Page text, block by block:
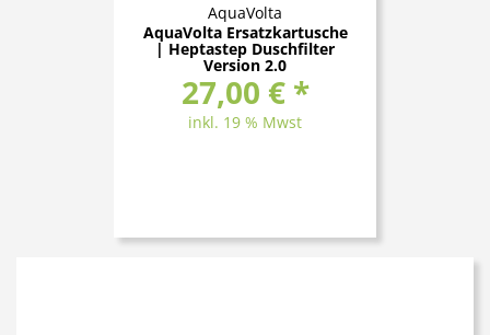
AquaVolta
AquaVolta Ersatzkartusche
| Heptastep Duschfilter
Version 2.0
27,00 € *
inkl. 19 % Mwst